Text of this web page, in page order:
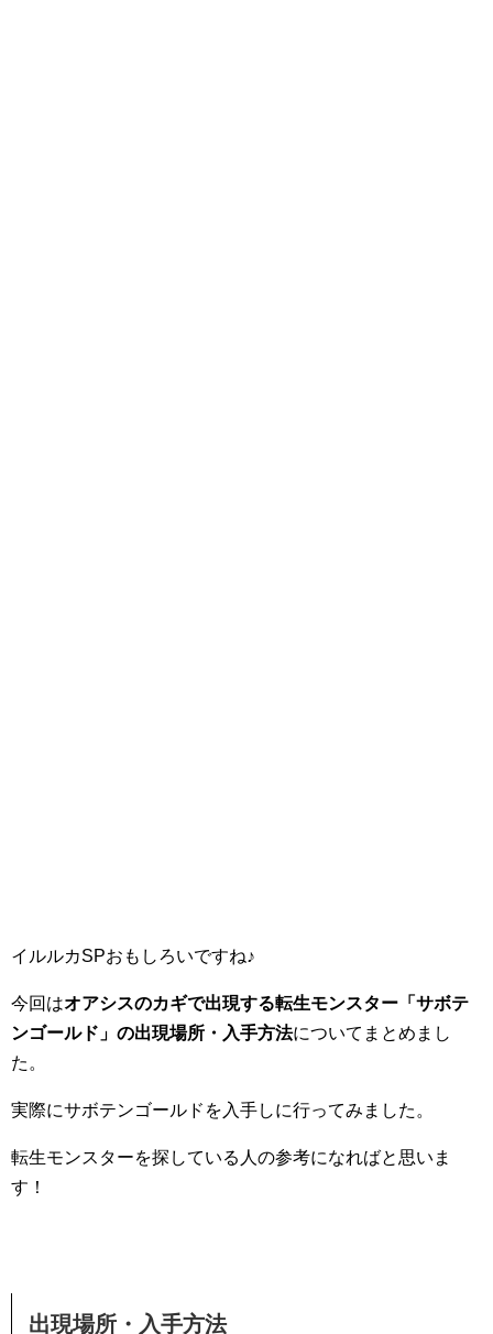
イルルカSPおもしろいですね♪
今回はオアシスのカギで出現する転生モンスター「サボテ
ンゴールド」の出現場所・入手方法についてまとめまし
た。
実際にサボテンゴールドを入手しに行ってみました。
転生モンスターを探している人の参考になればと思いま
す！
出現場所・入手方法